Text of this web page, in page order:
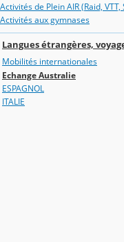
Activités de Plein AIR (Raid,
Activités aux gymnases
Langues étrangères,
Mobilités internationales
Echange Australie
ESPAGNOL
ITALIE